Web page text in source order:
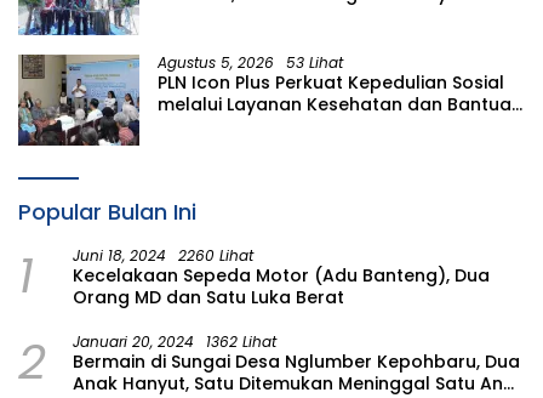
Agustus 5, 2026 53 Lihat
PLN Icon Plus Perkuat Kepedulian Sosial
melalui Layanan Kesehatan dan Bantuan
Popular Bulan Ini
1 Juni 18, 2024 2260 Lihat
Kecelakaan Sepeda Motor (Adu Banteng), Dua
Orang MD dan Satu Luka Berat
2 Januari 20, 2024 1362 Lihat
Bermain di Sungai Desa Nglumber Kepohbaru, Dua
Anak Hanyut, Satu Ditemukan Meninggal Satu Anak